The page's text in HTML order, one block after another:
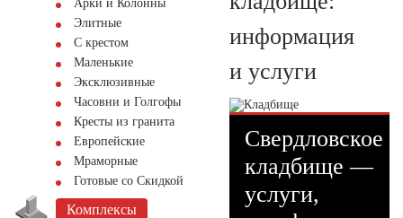
Арки и Колонны
Элитные
С крестом
Маленькие
Эксклюзивные
Часовни и Голгофы
Кресты из гранита
Европейские
Мраморные
Готовые со Скидкой
Комплексы
информация
и услуги
Свердловское
кладбище —
услуги,